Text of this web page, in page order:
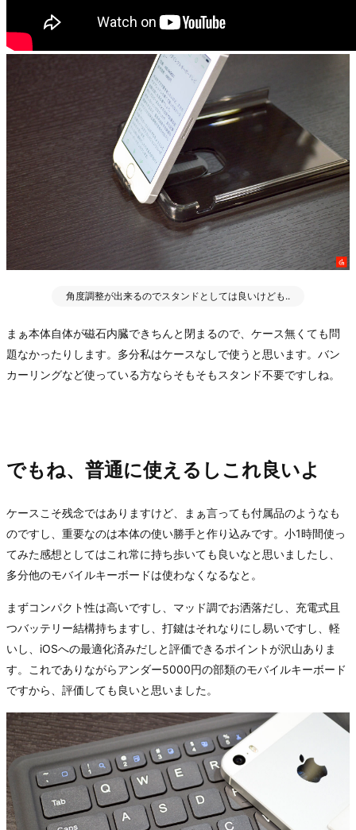
角度調整が出来るのでスタンドとしては良いけども..
まぁ本体自体が磁石内臓できちんと閉まるので、ケース無くても問
題なかったりします。多分私はケースなしで使うと思います。バン
カーリングなど使っている方ならそもそもスタンド不要ですしね。
でもね、普通に使えるしこれ良いよ
ケースこそ残念ではありますけど、まぁ言っても付属品のようなも
のですし、重要なのは本体の使い勝手と作り込みです。小1時間使っ
てみた感想としてはこれ常に持ち歩いても良いなと思いましたし、
多分他のモバイルキーボードは使わなくなるなと。
まずコンパクト性は高いですし、マッド調でお洒落だし、充電式且
つバッテリー結構持ちますし、打鍵はそれなりにし易いですし、軽
いし、iOSへの最適化済みだしと評価できるポイントが沢山ありま
す。これでありながらアンダー5000円の部類のモバイルキーボード
ですから、評価しても良いと思いました。